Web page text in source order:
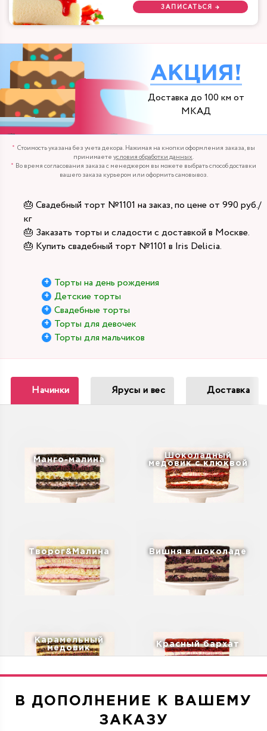
ЗАПИСАТЬСЯ →
АКЦИЯ!
Доставка до 100 км от
МКАД
Стоимость указана без учета декора. Нажимая на кнопки оформления заказа, вы
принимаетеусловия обработки данных.
Во время согласования заказа с менеджером вы можете выбрать способ доставки
вашего заказа курьером или оформить самовывоз.
🎂 Свадебный торт №1101 на заказ, по цене от 990 руб./
кг
🎂 Заказать торты и сладости с доставкой в Москве.
🎂 Купить свадебный торт №1101 в Iris Delicia.
Торты на день рождения
Детские торты
Свадебные торты
Торты для девочек
Торты для мальчиков
Начинки Ярусы и вес Доставка
Манго-малина
Шоколадный
медовик с клюквой
Творог&Малина Вишня в шоколаде
Карамельный
медовик
Красный бархат
В ДОПОЛНЕНИЕ К ВАШЕМУ
ЗАКАЗУ